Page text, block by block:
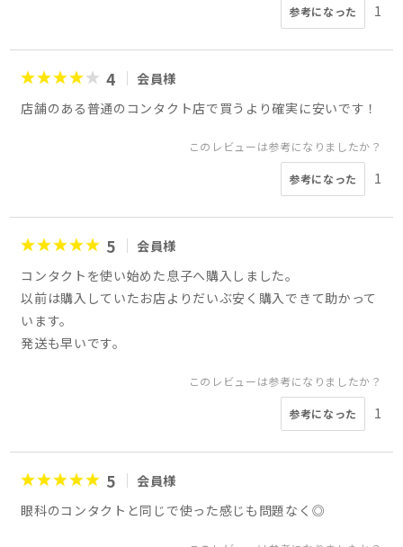
参考になった 1
4
会員様
店舗のある普通のコンタクト店で買うより確実に安いです！
このレビューは参考になりましたか？
参考になった 1
5
会員様
コンタクトを使い始めた息子へ購入しました。
以前は購入していたお店よりだいぶ安く購入できて助かって
います。
発送も早いです。
このレビューは参考になりましたか？
参考になった 1
5
会員様
眼科のコンタクトと同じで使った感じも問題なく◎